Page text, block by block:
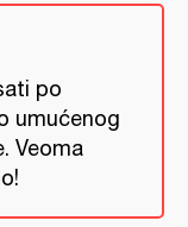
po
umućenog
Veoma